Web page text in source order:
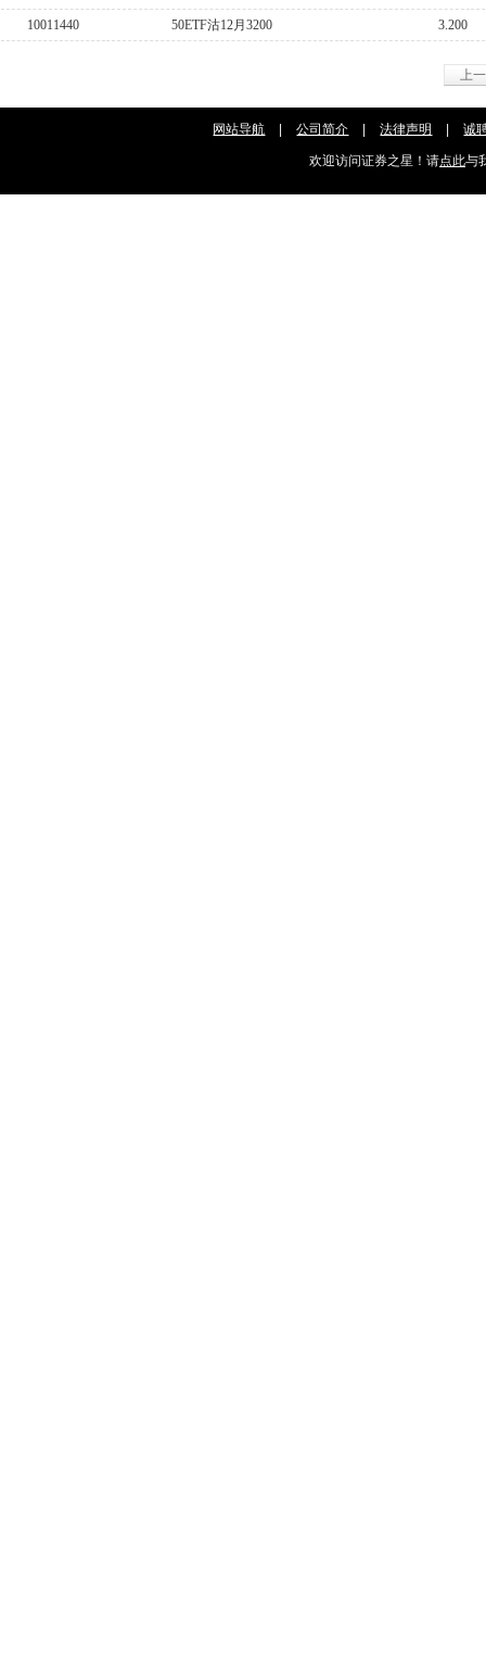
10011440 50ETF沽12月3200 3.200
上
网站导航 | 公司简介 | 法律声明 | 诚
欢迎访问证券之星！请点此与